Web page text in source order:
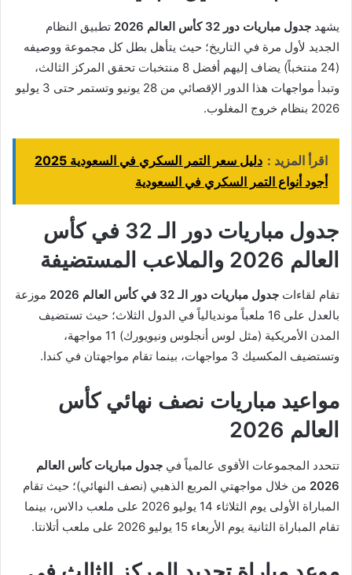
يشهد جدول مباريات دور 32 كأس العالم 2026
تطبيق النظام
الجديد لأول مرة في التاريخ؛ حيث يتأهل بطل كل مجموعة ووصيفه
(24 منتخباً) يضاف إليهم أفضل 8 منتخبات تحقق المركز الثالث،
وتبدأ مواجهات هذا الدور الإقصائي من 28 يونيو وتستمر حتى 3 يوليو
2026 بنظام خروج المغلوب.
اقرأ المزيد :
دليل سعر التمر السكري في السعودية 2025
أجود أنواع التمر السكري في السعودية
جدول مباريات دور الـ 32 في كأس
العالم 2026 والملاعب المستضيفة
تقام لقاءات جدول مباريات دور الـ 32 في كأس العالم 2026
موزعة
بالعدل على 16 ملعباً مونديالياً في الدول الثلاث؛ حيث تستضيف
المدن الأمريكية (مثل لوس أنجلوس ونيويورك) 11 مواجهة،
وتستضيف المكسيك 3 مواجهات، بينما تقام مواجهتان في كندا.
مواعيد مباريات نصف نهائي كأس
العالم 2026
تتحدد المجموعات الأقوى عالمياً في جدول مباريات كأس العالم
2026 من خلال مواجهتي المربع الذهبي (نصف النهائي)؛ حيث تقام
المباراة الأولى يوم الثلاثاء 14 يوليو 2026 على ملعب دالاس، بينما
تقام المباراة الثانية يوم الأربعاء 15 يوليو 2026 على ملعب أتلانتا.